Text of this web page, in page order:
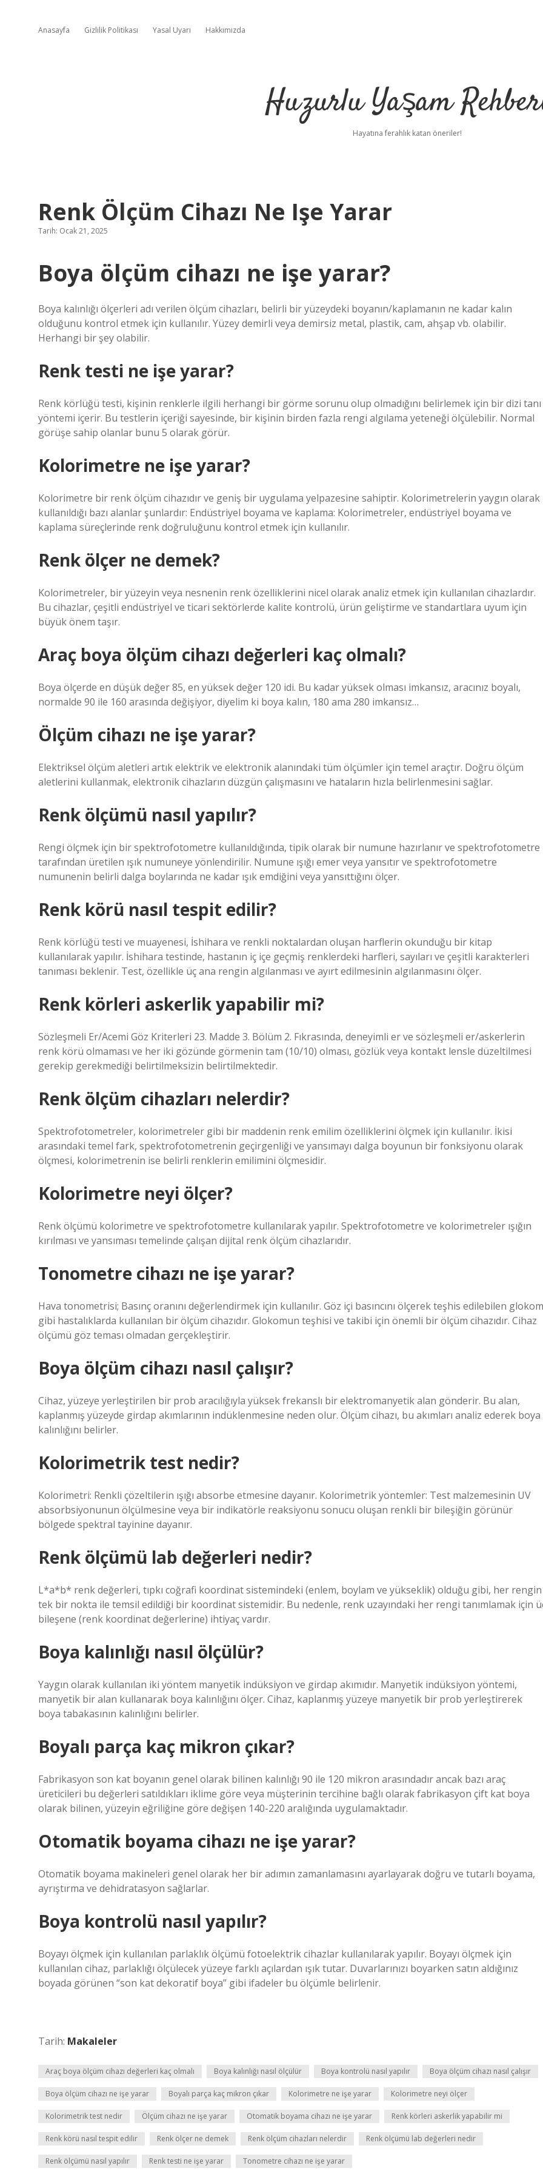
Anasayfa Gizlilik Politikası Yasal Uyarı Hakkımızda
Huzurlu Yaşam
Hayatına ferahlık katan öneriler!
Renk Ölçüm Cihazı Ne Işe Yarar
Tarih: Ocak 21, 2025
Boya ölçüm cihazı ne işe yarar?
Boya kalınlığı ölçerleri adı verilen ölçüm cihazları, belirli bir yüzeydeki boyanın/kaplamanın ne kadar kalın
olduğunu kontrol etmek için kullanılır. Yüzey demirli veya demirsiz metal, plastik, cam, ahşap vb. olabilir.
Herhangi bir şey olabilir.
Renk testi ne işe yarar?
Renk körlüğü testi, kişinin renklerle ilgili herhangi bir görme sorunu olup olmadığını belirlemek için bir dizi tanı
yöntemi içerir. Bu testlerin içeriği sayesinde, bir kişinin birden fazla rengi algılama yeteneği ölçülebilir. Normal
görüşe sahip olanlar bunu 5 olarak görür.
Kolorimetre ne işe yarar?
Kolorimetre bir renk ölçüm cihazıdır ve geniş bir uygulama yelpazesine sahiptir. Kolorimetrelerin yaygın olarak
kullanıldığı bazı alanlar şunlardır: Endüstriyel boyama ve kaplama: Kolorimetreler, endüstriyel boyama ve
kaplama süreçlerinde renk doğruluğunu kontrol etmek için kullanılır.
Renk ölçer ne demek?
Kolorimetreler, bir yüzeyin veya nesnenin renk özelliklerini nicel olarak analiz etmek için kullanılan cihazlardır.
Bu cihazlar, çeşitli endüstriyel ve ticari sektörlerde kalite kontrolü, ürün geliştirme ve standartlara uyum için
büyük önem taşır.
Araç boya ölçüm cihazı değerleri kaç olmalı?
Boya ölçerde en düşük değer 85, en yüksek değer 120 idi. Bu kadar yüksek olması imkansız, aracınız boyalı,
normalde 90 ile 160 arasında değişiyor, diyelim ki boya kalın, 180 ama 280 imkansız…
Ölçüm cihazı ne işe yarar?
Elektriksel ölçüm aletleri artık elektrik ve elektronik alanındaki tüm ölçümler için temel araçtır. Doğru ölçüm
aletlerini kullanmak, elektronik cihazların düzgün çalışmasını ve hataların hızla belirlenmesini sağlar.
Renk ölçümü nasıl yapılır?
Rengi ölçmek için bir spektrofotometre kullanıldığında, tipik olarak bir numune hazırlanır ve spektrofotometre
tarafından üretilen ışık numuneye yönlendirilir. Numune ışığı emer veya yansıtır ve spektrofotometre
numunenin belirli dalga boylarında ne kadar ışık emdiğini veya yansıttığını ölçer.
Renk körü nasıl tespit edilir?
Renk körlüğü testi ve muayenesi, İshihara ve renkli noktalardan oluşan harflerin okunduğu bir kitap
kullanılarak yapılır. İshihara testinde, hastanın iç içe geçmiş renklerdeki harfleri, sayıları ve çeşitli karakterleri
tanıması beklenir. Test, özellikle üç ana rengin algılanması ve ayırt edilmesinin algılanmasını ölçer.
Renk körleri askerlik yapabilir mi?
Sözleşmeli Er/Acemi Göz Kriterleri 23. Madde 3. Bölüm 2. Fıkrasında, deneyimli er ve sözleşmeli er/askerlerin
renk körü olmaması ve her iki gözünde görmenin tam (10/10) olması, gözlük veya kontakt lensle düzeltilmesi
gerekip gerekmediği belirtilmeksizin belirtilmektedir.
Renk ölçüm cihazları nelerdir?
Spektrofotometreler, kolorimetreler gibi bir maddenin renk emilim özelliklerini ölçmek için kullanılır. İkisi
arasındaki temel fark, spektrofotometrenin geçirgenliği ve yansımayı dalga boyunun bir fonksiyonu olarak
ölçmesi, kolorimetrenin ise belirli renklerin emilimini ölçmesidir.
Kolorimetre neyi ölçer?
Renk ölçümü kolorimetre ve spektrofotometre kullanılarak yapılır. Spektrofotometre ve kolorimetreler ışığın
kırılması ve yansıması temelinde çalışan dijital renk ölçüm cihazlarıdır.
Tonometre cihazı ne işe yarar?
Hava tonometrisi; Basınç oranını değerlendirmek için kullanılır. Göz içi basıncını ölçerek teşhis edilebilen glokom
gibi hastalıklarda kullanılan bir ölçüm cihazıdır. Glokomun teşhisi ve takibi için önemli bir ölçüm cihazıdır. Cihaz
ölçümü göz teması olmadan gerçekleştirir.
Boya ölçüm cihazı nasıl çalışır?
Cihaz, yüzeye yerleştirilen bir prob aracılığıyla yüksek frekanslı bir elektromanyetik alan gönderir. Bu alan,
kaplanmış yüzeyde girdap akımlarının indüklenmesine neden olur. Ölçüm cihazı, bu akımları analiz ederek boya
kalınlığını belirler.
Kolorimetrik test nedir?
Kolorimetri: Renkli çözeltilerin ışığı absorbe etmesine dayanır. Kolorimetrik yöntemler: Test malzemesinin UV
absorbsiyonunun ölçülmesine veya bir indikatörle reaksiyonu sonucu oluşan renkli bir bileşiğin görünür
bölgede spektral tayinine dayanır.
Renk ölçümü lab değerleri nedir?
L*a*b* renk değerleri, tıpkı coğrafi koordinat sistemindeki (enlem, boylam ve yükseklik) olduğu gibi, her rengin
tek bir nokta ile temsil edildiği bir koordinat sistemidir. Bu nedenle, renk uzayındaki her rengi tanımlamak için
bileşene (renk koordinat değerlerine) ihtiyaç vardır.
Boya kalınlığı nasıl ölçülür?
Yaygın olarak kullanılan iki yöntem manyetik indüksiyon ve girdap akımıdır. Manyetik indüksiyon yöntemi,
manyetik bir alan kullanarak boya kalınlığını ölçer. Cihaz, kaplanmış yüzeye manyetik bir prob yerleştirerek
boya tabakasının kalınlığını belirler.
Boyalı parça kaç mikron çıkar?
Fabrikasyon son kat boyanın genel olarak bilinen kalınlığı 90 ile 120 mikron arasındadır ancak bazı araç
üreticileri bu değerleri satıldıkları iklime göre veya müşterinin tercihine bağlı olarak fabrikasyon çift kat boya
olarak bilinen, yüzeyin eğriliğine göre değişen 140-220 aralığında uygulamaktadır.
Otomatik boyama cihazı ne işe yarar?
Otomatik boyama makineleri genel olarak her bir adımın zamanlamasını ayarlayarak doğru ve tutarlı boyama,
ayrıştırma ve dehidratasyon sağlarlar.
Boya kontrolü nasıl yapılır?
Boyayı ölçmek için kullanılan parlaklık ölçümü fotoelektrik cihazlar kullanılarak yapılır. Boyayı ölçmek için
kullanılan cihaz, parlaklığı ölçülecek yüzeye farklı açılardan ışık tutar. Duvarlarınızı boyarken satın aldığınız
boyada görünen “son kat dekoratif boya” gibi ifadeler bu ölçümle belirlenir.
Tarih: Makaleler
Araç boya ölçüm cihazı değerleri kaç olmalı Boya kalınlığı nasıl ölçülür Boya kontrolü nasıl yapılır Boya ölçüm cihazı nasıl çalışır
Boya ölçüm cihazı ne işe yarar Boyalı parça kaç mikron çıkar Kolorimetre ne işe yarar Kolorimetre neyi ölçer
Kolorimetrik test nedir Ölçüm cihazı ne işe yarar Otomatik boyama cihazı ne işe yarar Renk körleri askerlik yapabilir mi
Renk körü nasıl tespit edilir Renk ölçer ne demek Renk ölçüm cihazları nelerdir Renk ölçümü lab değerleri nedir
Renk ölçümü nasıl yapılır Renk testi ne işe yarar Tonometre cihazı ne işe yarar